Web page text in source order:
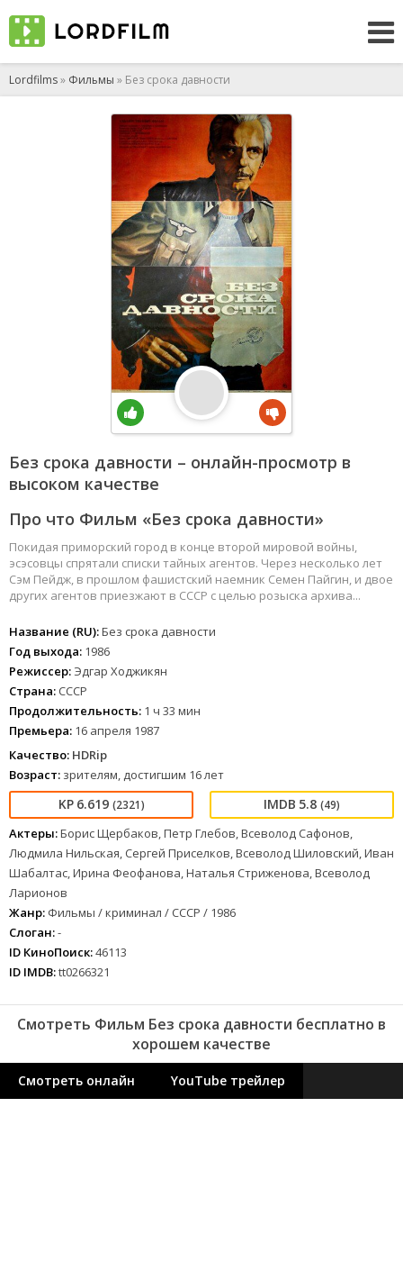
Lordfilms» Фильмы » Без срока давности
Без срока давности – онлайн-просмотр в
высоком качестве
Про что Фильм «Без срока давности»
Покидая приморский город в конце второй мировой войны,
эсэсовцы спрятали списки тайных агентов. Через несколько лет
Сэм Пейдж, в прошлом фашистский наемник Семен Пайгин, и двое
других агентов приезжают в СССР с целью розыска архива...
Название (RU):Без срока давности
Год выхода: 1986
Режиссер: Эдгар Ходжикян
Страна: СССР
Продолжительность: 1 ч 33 мин
Премьера: 16 апреля 1987
Качество: HDRip
Возраст: зрителям, достигшим 16 лет
6.619 (2321) 5.8 (49)
Актеры:Борис Щербаков, Петр Глебов, Всеволод Сафонов,
Людмила Нильская, Сергей Приселков, Всеволод Шиловский, Иван
Шабалтас, Ирина Феофанова, Наталья Стриженова, Всеволод
Ларионов
Жанр: Фильмы / криминал / СССР / 1986
Слоган:-
ID КиноПоиск:46113
ID IMDB:tt0266321
Смотреть Фильм Без срока давности бесплатно в
хорошем качестве
Смотреть онлайн YouTube трейлер